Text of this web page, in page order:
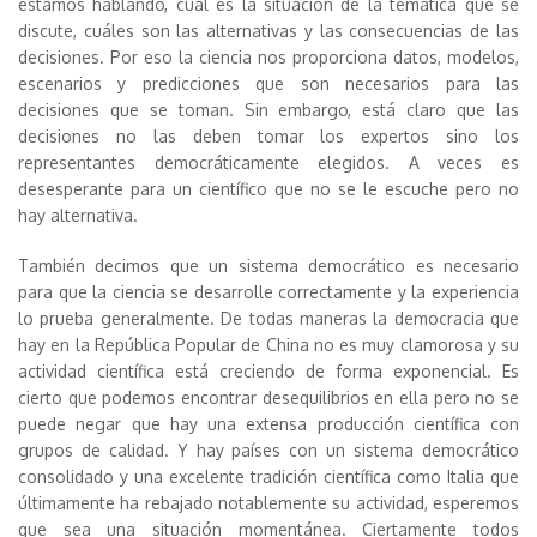
estamos hablando, cuál es la situación de la temática que se
discute, cuáles son las alternativas y las consecuencias de las
decisiones. Por eso la ciencia nos proporciona datos, modelos,
escenarios y predicciones que son necesarios para las
decisiones que se toman. Sin embargo, está claro que las
decisiones no las deben tomar los expertos sino los
representantes democráticamente elegidos. A veces es
desesperante para un científico que no se le escuche pero no
hay alternativa.
También decimos que un sistema democrático es necesario
para que la ciencia se desarrolle correctamente y la experiencia
lo prueba generalmente. De todas maneras la democracia que
hay en la República Popular de China no es muy clamorosa y su
actividad científica está creciendo de forma exponencial. Es
cierto que podemos encontrar desequilibrios en ella pero no se
puede negar que hay una extensa producción científica con
grupos de calidad. Y hay países con un sistema democrático
consolidado y una excelente tradición científica como Italia que
últimamente ha rebajado notablemente su actividad, esperemos
que sea una situación momentánea. Ciertamente todos